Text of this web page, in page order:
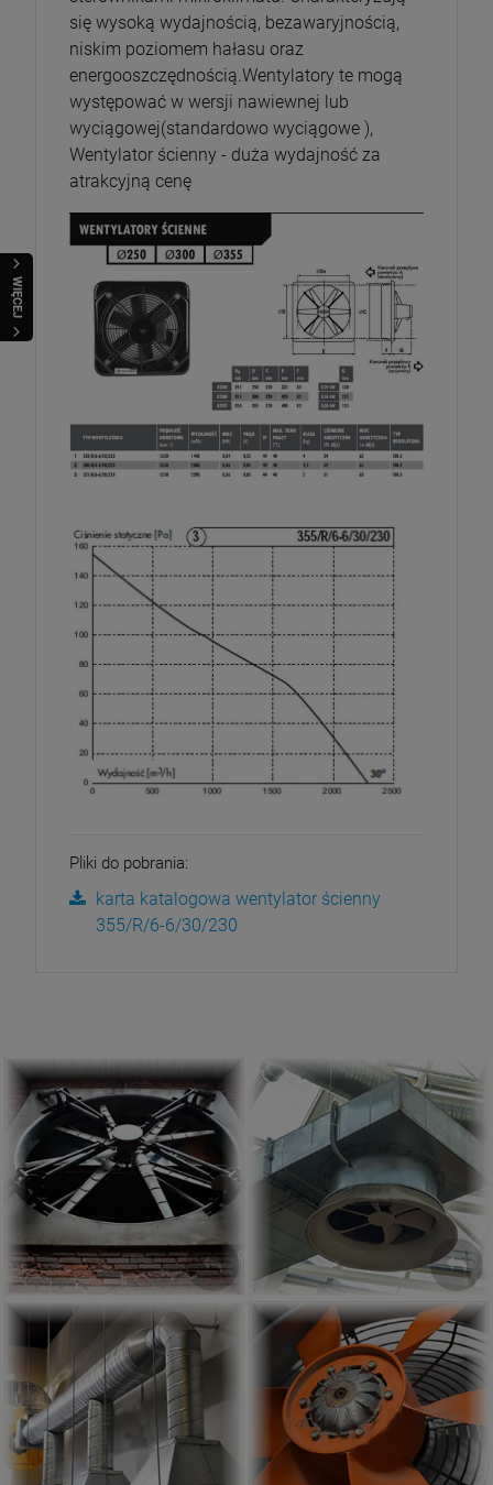
WIĘCEJ
się wysoką wydajnością, bezawaryjnością,
niskim poziomem hałasu oraz
energooszczędnością.Wentylatory te mogą
występować w wersji nawiewnej lub
wyciągowej(standardowo wyciągowe ),
Wentylator ścienny - duża wydajność za
atrakcyjną cenę
Pliki do pobrania:
karta katalogowa wentylator ścienny
355/R/6-6/30/230
Wentylator Ścienny
ZOBACZ
Wentylator Kanałowy
Wentylator Kominowy Wirnik Osiowy
ZOBACZ